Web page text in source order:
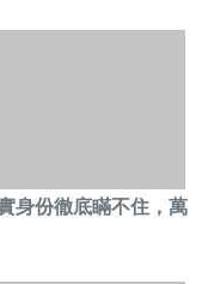
身份徹底瞞不住，萬